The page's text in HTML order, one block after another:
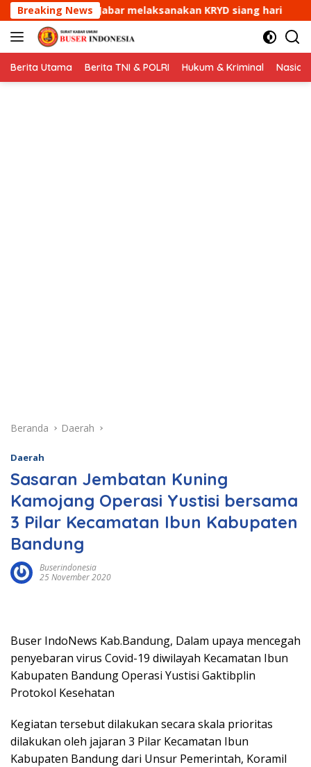
Langsung
ke
konten
Breaking News
KRYD siang hari Aipda Ade Mulyana
Berita Utama Berita TNI & POLRI Hukum & Kriminal
Beranda Daerah
Daerah
Sasaran Jembatan Kuning
Kamojang Operasi Yustisi bersama
3 Pilar Kecamatan Ibun Kabupaten
Bandung
Buserindonesia
25 November 2020
Buser IndoNews Kab.Bandung, Dalam upaya mencegah
penyebaran virus Covid-19 diwilayah Kecamatan Ibun
Kabupaten Bandung Operasi Yustisi Gaktibplin
Protokol Kesehatan
Kegiatan tersebut dilakukan secara skala prioritas
dilakukan oleh jajaran 3 Pilar Kecamatan Ibun
Kabupaten Bandung dari Unsur Pemerintah, Koramil